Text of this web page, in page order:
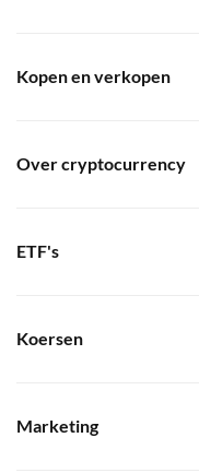
Kopen en verkopen
Over cryptocurrency
ETF's
Koersen
Marketing